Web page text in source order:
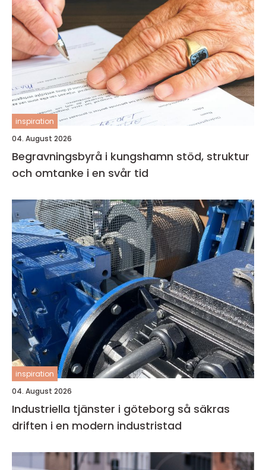
inspiration
04. August 2026
Begravningsbyrå i kungshamn stöd, struktur
och omtanke i en svår tid
inspiration
04. August 2026
Industriella tjänster i göteborg så säkras
driften i en modern industristad